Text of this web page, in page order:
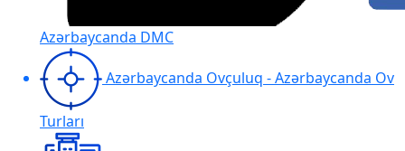
Azərbaycanda DMC
Azərbaycanda Ovçuluq - Azərbaycanda Ov
Turları